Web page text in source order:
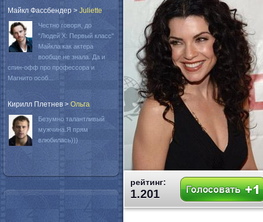
рейтинг:
1.201
Майкл Фассбендер > Juliette
Честно говоря, до
"Людей Х: Первый класс"
Майкла как актера
вообще не знала. Да и
спин-офф про профессора и
Магнито особ...
Кирилл Плетнев > Oльга
Безумно талантливый
мужчина.Я прям
влюбилась)))